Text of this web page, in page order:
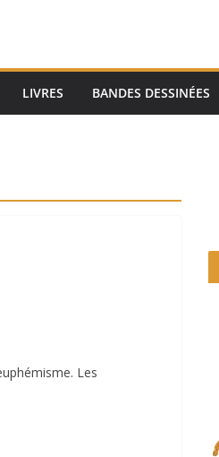
LIVRES BANDES DESSINÉES
Les